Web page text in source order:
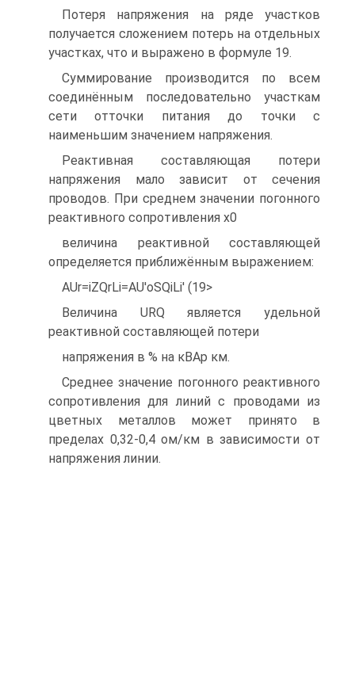
Потеря напряжения на ряде участков
получается сложением потерь на отдельных
участках, что и выражено в формуле 19.
Суммирование производится по всем
соединённым последовательно участкам
сети отточки питания до точки с
наименьшим значением напряжения.
Реактивная составляющая потери
напряжения мало зависит от сечения
проводов. При среднем значении погонного
реактивного сопротивления х0
величина реактивной составляющей
определяется приближённым выражением:
AUr=iZQrLi=AU'oSQiLi' (19>
Величина URQ является удельной
реактивной составляющей потери
напряжения в % на кВАр км.
Среднее значение погонного реактивного
сопротивления для линий с проводами из
цветных металлов может принято в
пределах 0,32-0,4 ом/км в зависимости от
напряжения линии.